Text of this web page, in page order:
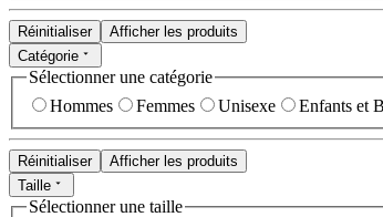
Réinitialiser
Afficher les produits
Catégorie
Sélectionner une catégorie
Hommes
Femmes Unisexe Enfants et
Réinitialiser
Afficher les produits
Taille
Sélectionner une taille